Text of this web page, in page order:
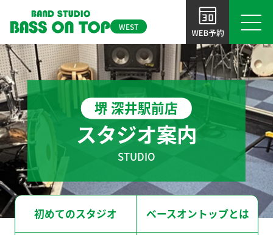
WEST
大 阪
BOT-OSAKA-UMEDA
大阪梅田店
BOT-TENNOJI
天王寺店
BOT-AMIRICA MURA
アメ村店
BOT-NAMBA
なんば店
BOT-SHINSABASHI-EAST
東心斎橋店
初めてのスタジオ
ベースオントップとは
選ばれる理由
ご利用案内
よくあるご質問
NEWS＆TOPICS
堺 深井駅前店
スタジオ案内
STUDIO
初めてのスタジオ ベースオントップとは